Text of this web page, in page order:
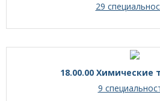
29
18.00.00 Химические
9